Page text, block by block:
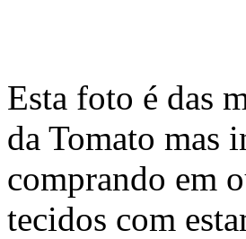
Esta foto é das
da Tomato mas
comprando em
tecidos com